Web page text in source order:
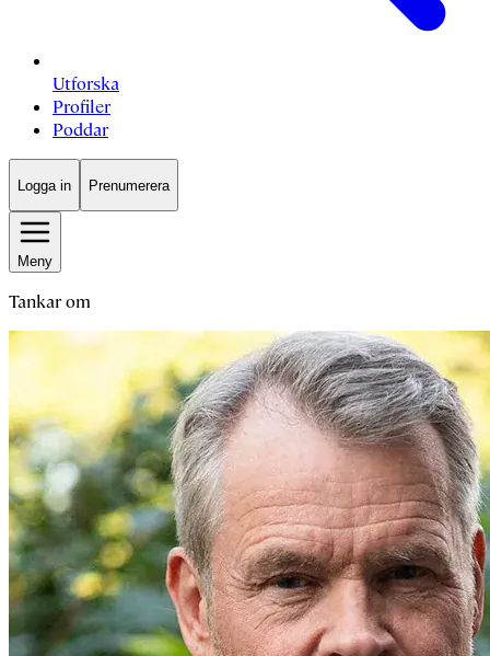
Utforska
Profiler
Poddar
Logga in Prenumerera
Meny
Tankar om